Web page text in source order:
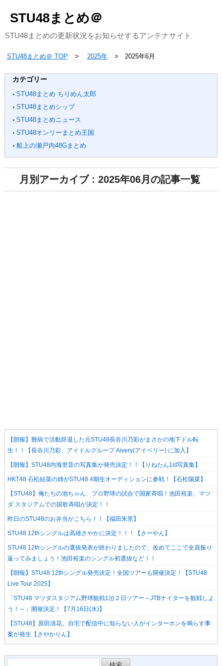
STU48まとめ＠
STU48まとめの更新状況をお知らせするアンテナサイト
STU48まとめ＠ TOP 2025年 2025年6月
カテゴリー
STU48まとめ ちりめん太郎
STU48まとめシップ
STU48まとめニュース
STU48オンリーまとめ王国
船上の瀬戸内48Gまとめ
月別アーカイブ : 2025年06月の記事一覧
【朗報】難病で活動辞退した元STU48長谷川乃彩がまさかの地下ドル転
生！！【長谷川乃彩、アイドルグループ Aivery(アイベリー) に加入】
【朗報】STU48内海里音の写真集が発売決定！！【りねたん1st写真集】
HKT48 石松結菜の姉がSTU48 4期生オーディションに参戦！【石松陽菜】
【STU48】俺たちの池ちゃん、プロ野球の試合で国家斉唱！池田裕楽、マツ
ダ スタジアムでの国歌斉唱が決定！！
昨日のSTU48のお弁当がこちら！！【福田朱里】
STU48 12thシングルは高雄さやかに決定！！！【さーやん】
STU48 12thシングルの選抜発表が終わりましたので、改めてここで全員振り
返ってみましょう！池田裕楽のシングル初選抜など！！
【朗報】STU48 12thシングル発売決定！全国ツアーも開催決定！【STU48
Live Tour 2025】
「STU48 マツダスタジアム野球観戦1泊２日ツアー～JTBナイターを観戦しよ
う！～」開催決定！【7月16日(水)】
【STU48】原田清花、自宅で配信中に知らない人がインターホンを鳴らす事
案が発生【さやかりん】